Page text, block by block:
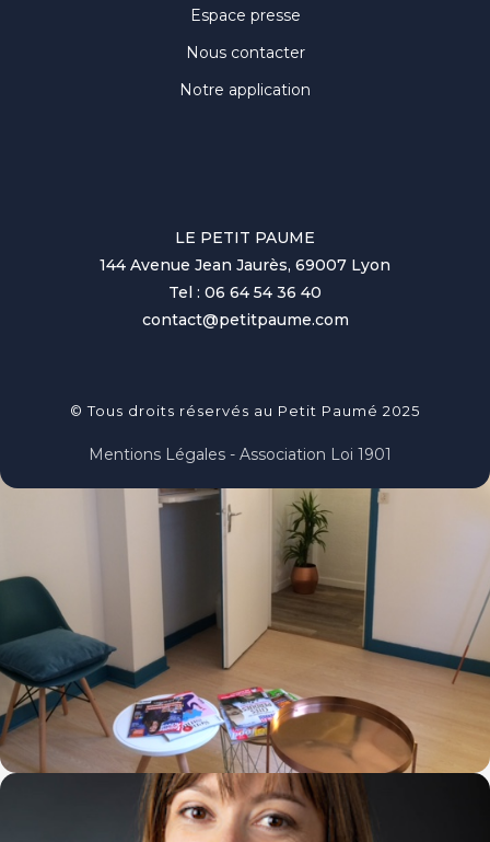
Espace presse
Nous contacter
Notre application
LE PETIT PAUME
144 Avenue Jean Jaurès, 69007 Lyon
Tel : 06 64 54 36 40
contact@petitpaume.com
© Tous droits réservés au Petit Paumé 2025
Mentions Légales - Association Loi 1901